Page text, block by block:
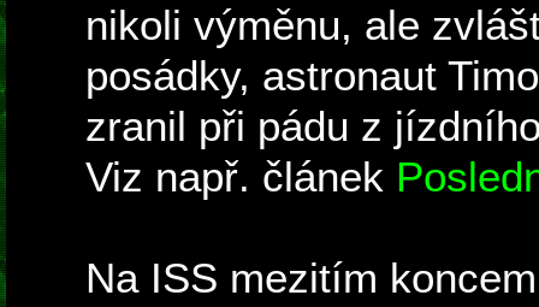
nikoli výměnu, ale
posádky, astronaut
zranil při pádu z
Viz např. článek
Na ISS mezitím